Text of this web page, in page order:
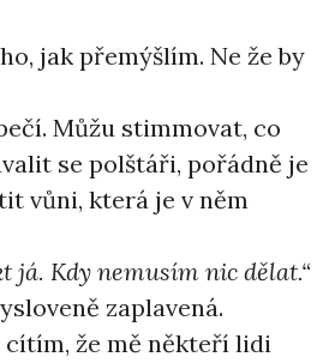
jak přemýšlím. Ne že by
Můžu stimmovat, co
se polštáři, pořádně je
vůni, která je v něm
já. Kdy nemusím nic dělat.“
zaplavená.
že mě někteří lidi